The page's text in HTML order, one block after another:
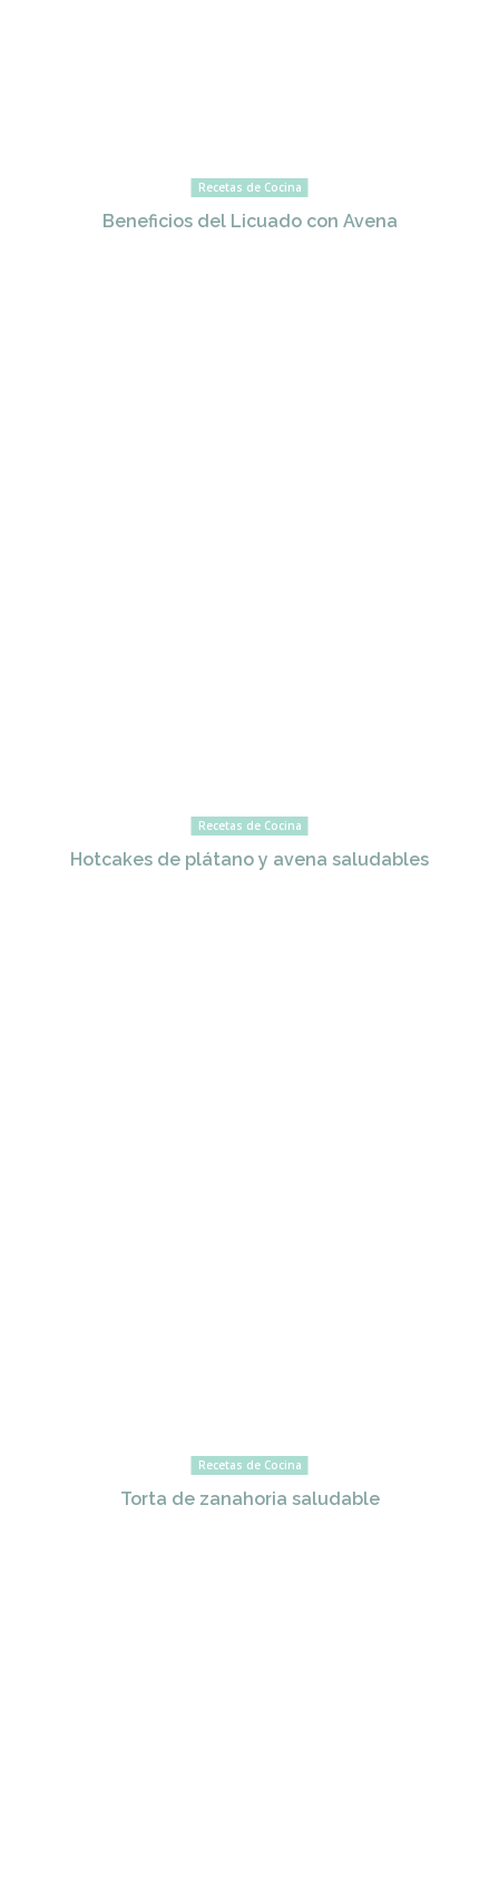
Recetas de Cocina
Beneficios del Licuado con Avena
Recetas de Cocina
Hotcakes de plátano y avena saludables
Recetas de Cocina
Torta de zanahoria saludable